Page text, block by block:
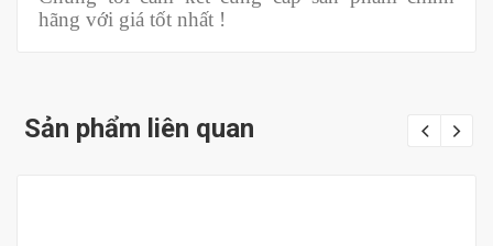
hãng với giá tốt nhất !
Sản phẩm liên quan